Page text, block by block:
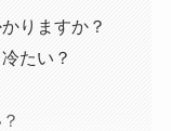
りますか？
たい？